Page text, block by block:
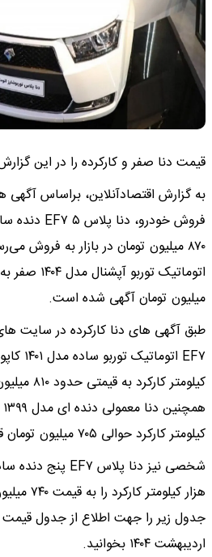
قیمت دنا صفر و کارکرده را در این
به گزارش اقتصادآنلاین، براساس
میلیون تومان آگهی شده است.
طبق آگهی های دنا کارکرده در سایت
کیلومتر
کیلومتر کارکرد حوالی ۷۰۵ میلیون تومان قیمت دارد.
هزار
جدول زیر را جهت اطلاع از جدول قیمت
اردیبهشت ۱۴۰۴ بخوانید.